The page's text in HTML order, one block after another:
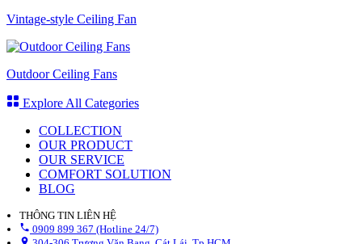
Vintage-style Ceiling Fan
Outdoor Ceiling Fans
Explore All Categories
COLLECTION
OUR PRODUCT
OUR SERVICE
COMFORT SOLUTION
BLOG
THÔNG TIN LIÊN HỆ
0909 899 367 (Hotline 24/7)